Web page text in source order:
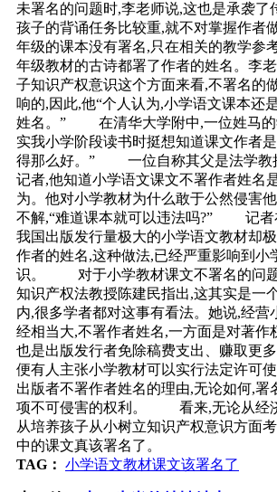
未署名的问题时,李老师说,这也是承袭了
孩子的背诵任务比较重,就不对掌握作者
年级的课本没有署名,只在相关的教学参
年级教材的古诗都署了作者的姓名。李
子知识产权意识这个方面来看,不署名的
响的,因此,他“个人认为,小学语文课本还
姓名。” 在清华大学附中,一位姓马的
实我小学阶段读书时挺想知道课文作者
得那么好。” 一位自称其父是法学教
记者,他知道小学语文课文不署作者姓名
为。他对小学教材为什么敢于公然侵害
不解,“难道课本就可以违法吗?” 记者
我国出版发行量极大的小学语文教材却
作者的姓名,这种做法,已经严重影响到小
识。 对于小学教材课文不署名的问题
知识产权法教授陈建民指出,这其实是一
内,很多学者都对这事有看法。她说,经营
经相当大,不署作者姓名,一方面是对著作
也是出版发行者免除稿费支出、赚取更
便有人主张小学教材可以实行法定许可
出版者不署作者姓名的理由,无论如何,署
项不可侵害的权利。 看来,无论从经
从培养孩子从小树立知识产权意识方面
中的课文真该署名了。
TAG： 小学语文教材课文该署名了